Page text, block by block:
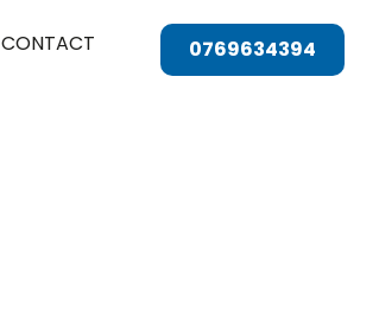
CONTACT 0769634394